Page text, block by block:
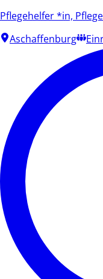
Pflegehelfer *in,
Aschaffenburg